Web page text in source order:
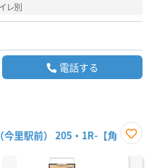
レ別
電話する
里駅前） 205・1R-【角
に入